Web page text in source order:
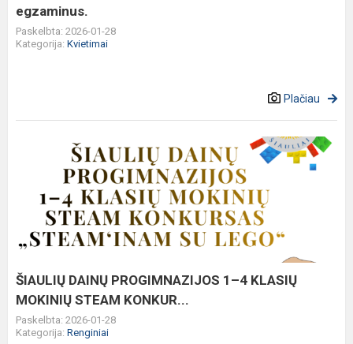
egzaminus.
Paskelbta: 2026-01-28
Kategorija: Kvietimai
Plačiau
PROGIMNAZIJOS
KLASIŲ
STEAM
KONKUR...
ŠIAULIŲ DAINŲ PROGIMNAZIJOS 1–4 KLASIŲ
MOKINIŲ STEAM KONKUR...
Paskelbta: 2026-01-28
Kategorija: Renginiai